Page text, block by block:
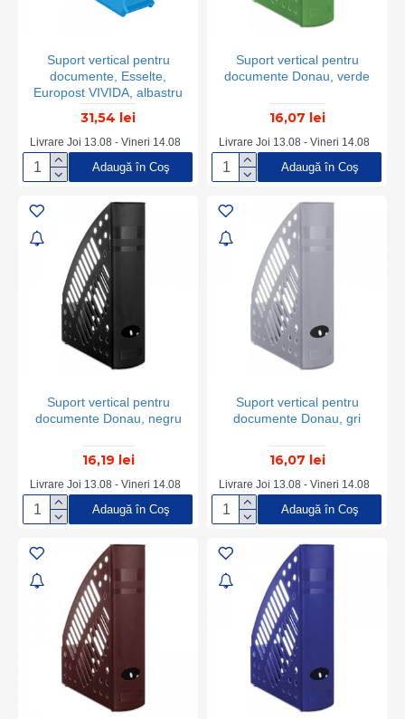
Suport vertical pentru
documente, Esselte,
Europost VIVIDA, albastru
31,54 lei
Livrare Joi 13.08 - Vineri 14.08
Adaugă în Coş
Suport vertical pentru
documente Donau, verde
16,07 lei
Livrare Joi 13.08 - Vineri 14.08
Adaugă în Coş
Suport vertical pentru
documente Donau, negru
16,19 lei
Livrare Joi 13.08 - Vineri 14.08
Adaugă în Coş
Suport vertical pentru
documente Donau, gri
16,07 lei
Livrare Joi 13.08 - Vineri 14.08
Adaugă în Coş